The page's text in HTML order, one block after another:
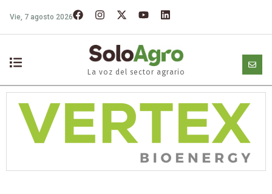
Vie, 7 agosto 2026
La voz del sector agrario